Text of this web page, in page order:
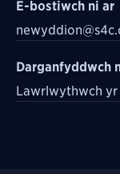
E-bostiwch ni ar
Darganfyddwch
Lawrlwythwch yr